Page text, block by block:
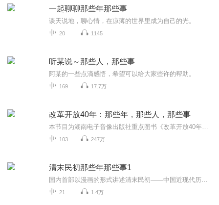
一起聊聊那些年那些事
谈天说地，聊心情，在凉薄的世界里成为自己的光。
20 1145
听某说～那些人，那些事
阿某的一些点滴感悟，希望可以给大家些许的帮助。
169 17.7万
改革开放40年：那些年，那些人，那些事
103 247万
清末民初那些年那些事1
21 1.4万